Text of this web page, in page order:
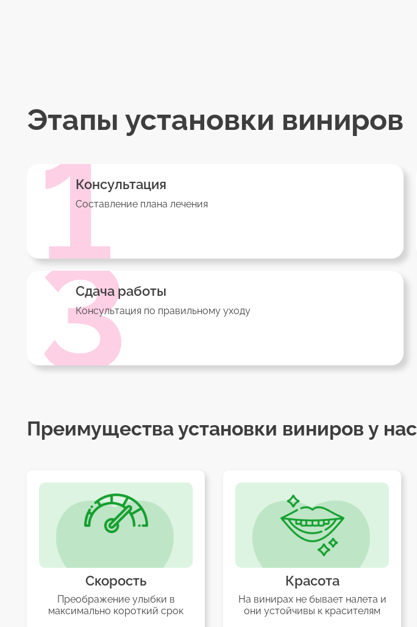
Этапы установки виниров
1Консультация
Составление плана лечения
3
Сдача работы
Консультация по правильному уходу
Преимущества установки виниров у нас
Скорость
Преображение улыбки в
максимально короткий срок
Красота
На винирах не бывает налета и
они устойчивы к красителям